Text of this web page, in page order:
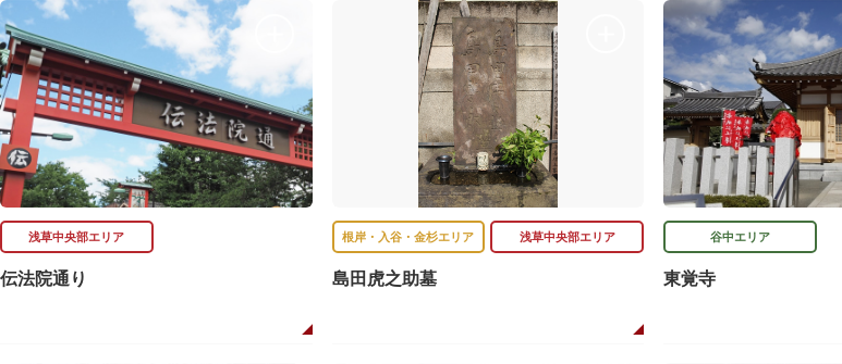
浅草中央部エリア
伝法院通り
根岸・入谷・金杉エリア 浅草中央部エリア
島田虎之助墓
谷中エリア
東覚寺